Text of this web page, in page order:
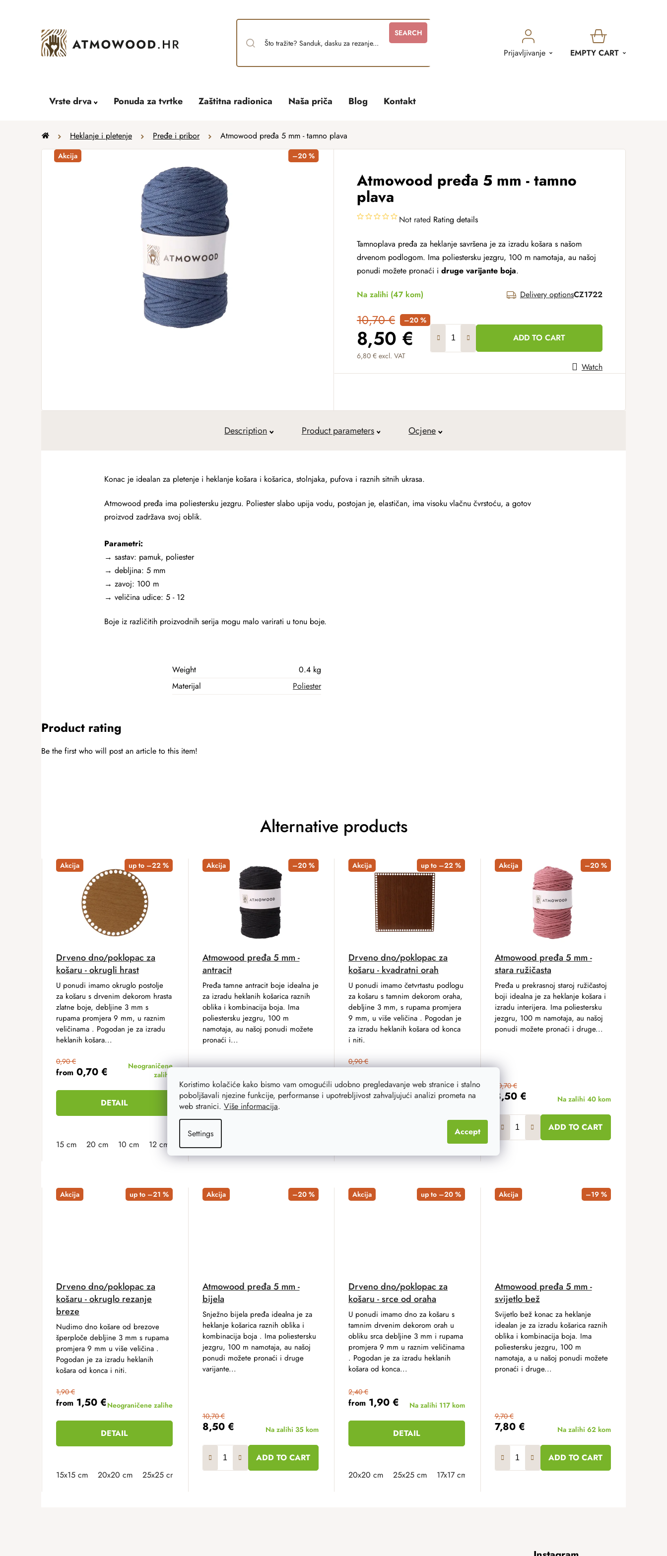
Koristimo kolačiće kako bismo vam omogućili udobno pregledavanje web stranice i stalno
poboljšavali njezine funkcije, performanse i upotrebljivost zahvaljujući analizi prometa na
web stranici. Više informacija.
Settings Accept
SEARCH
Prijavljivanje
SHOPPING
EMPTY CART
Vrste drva Ponuda za tvrtke Zaštitna radionica Naša priča Blog Kontakt
Home Heklanje i pletenje Pređe i pribor Atmowood pređa 5 mm - tamno plava
Atmowood pređa 5 mm - tamno
plava
Not rated Rating details
Tamnoplava pređa za heklanje savršena je za izradu košara s našom
drvenom podlogom. Ima poliestersku jezgru, 100 m namotaja, au našoj
ponudi možete pronaći i druge varijante boja.
Na zalihi (47 kom) Delivery optionsCZ1722
10,70 € –20 %
8,50 €
6,80 € excl. VAT
Measure price:
ADD TO CART
Watch
Akcija –20 %
Description Product parameters Ocjene
Konac je idealan za pletenje i heklanje košara i košarica, stolnjaka, pufova i raznih sitnih ukrasa.
Atmowood pređa ima poliestersku jezgru. Poliester slabo upija vodu, postojan je, elastičan, ima visoku vlačnu čvrstoću, a gotov
proizvod zadržava svoj oblik.
Parametri:
→ sastav: pamuk, poliester
→ debljina: 5 mm
→ zavoj: 100 m
→ veličina udice: 5 - 12
Boje iz različitih proizvodnih serija mogu malo varirati u tonu boje.
Weight
0.4 kg
Materijal
Poliester
Product rating
Be the first who will post an article to this item!
Alternative products
Akcija up to –22 %
Drveno dno/poklopac za
košaru - okrugli hrast
from 0,70 €
0,90 €
Neograničene
zalihe
DETAIL
U ponudi imamo okruglo postolje
za košaru s drvenim dekorom hrasta
zlatne boje, debljine 3 mm s
rupama promjera 9 mm, u raznim
veličinama . Pogodan je za izradu
heklanih košara...
15 cm 20 cm 10 cm 12 cm 13 cm 16 cm 8 cm
Akcija –20 %
Atmowood pređa 5 mm -
antracit
8,50 €
10,70 €
Na zalihi29 kom
Pređa tamne antracit boje idealna je
za izradu heklanih košarica raznih
oblika i kombinacija boja. Ima
poliestersku jezgru, 100 m
namotaja, au našoj ponudi možete
pronaći i...
Akcija up to –22 %
Drveno dno/poklopac za
košaru - kvadratni orah
0,70 €
0,90 €
DETAIL
U ponudi imamo četvrtastu podlogu
za košaru s tamnim dekorom oraha,
debljine 3 mm, s rupama promjera
9 mm, u više veličina . Pogodan je
za izradu heklanih košara od konca
i niti.
15x15 cm 18x18 cm
Akcija –20 %
Atmowood pređa 5 mm -
stara ružičasta
8,50 €
10,70 €
Na zalihi 40 kom
ADD TO CART
Pređa u prekrasnoj staroj ružičastoj
boji idealna je za heklanje košara i
izradu interijera. Ima poliestersku
jezgru, 100 m namotaja, au našoj
ponudi možete pronaći i druge...
Akcija up to –21 %
Drveno dno/poklopac za
košaru - okruglo rezanje
breze
from 1,50 €
1,90 €
Neograničene zalihe
DETAIL
Nudimo dno košare od brezove
šperploče debljine 3 mm s rupama
promjera 9 mm u više veličina .
Pogodan je za izradu heklanih
košara od konca i niti.
15x15 cm 20x20 cm 25x25 cm
Akcija –20 %
Atmowood pređa 5 mm -
bijela
8,50 €
10,70 €
Na zalihi 35 kom
ADD TO CART
Snježno bijela pređa idealna je za
heklanje košarica raznih oblika i
kombinacija boja . Ima poliestersku
jezgru, 100 m namotaja, au našoj
ponudi možete pronaći i druge
varijante...
Akcija up to –20 %
Drveno dno/poklopac za
košaru - srce od oraha
from 1,90 €
2,40 €
Na zalihi 117 kom
DETAIL
U ponudi imamo dno za košaru s
tamnim drvenim dekorom orah u
obliku srca debljine 3 mm i rupama
promjera 9 mm u raznim veličinama
. Pogodan je za izradu heklanih
košara od konca...
20x20 cm 25x25 cm 17x17 cm
Akcija –19 %
Atmowood pređa 5 mm -
svijetlo bež
7,80 €
9,70 €
Na zalihi 62 kom
ADD TO CART
Svijetlo bež konac za heklanje
idealan je za izradu košarica raznih
oblika i kombinacija boja. Ima
poliestersku jezgru, 100 m
namotaja, a u našoj ponudi možete
pronaći i druge...